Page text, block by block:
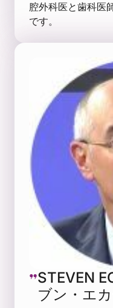
腔外科医と歯科医
です。
STEVEN
ブン・エ